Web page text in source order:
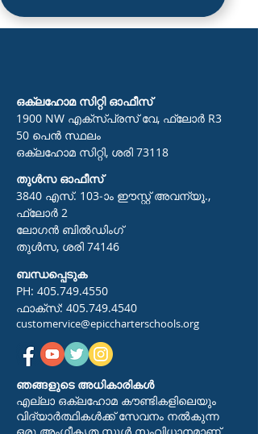
ഒക്ലഹോമ സിറ്റി ഓഫീസ്
1900 NW എക്സ്പ്രസ് വേ, ഫ്ലോർ R3
50 പെൻ സ്ഥലം
ഒക്ലഹോമ സിറ്റി, ശരി 73118
തുൾസ ഓഫീസ്
3840 എസ്. 103-ാം ഈസ്റ്റ് അവന്യൂ.,
ഫ്ലോർ 2
ലോഗൻ ബിൽഡിംഗ്
തുൾസ, ശരി 74146
ബന്ധപ്പെടുക
PH: 405.749.4550
ഫാക്സ്: 405.749.4540
customervice@epiccharterschools.org
ഞങ്ങളുടെ അധികാരികൾ
എല്ലാ ഒക്ലഹോമ കൗണ്ടികളിലെയും
വിദ്യാർത്ഥികൾക്ക് സേവനം നൽകുന്ന